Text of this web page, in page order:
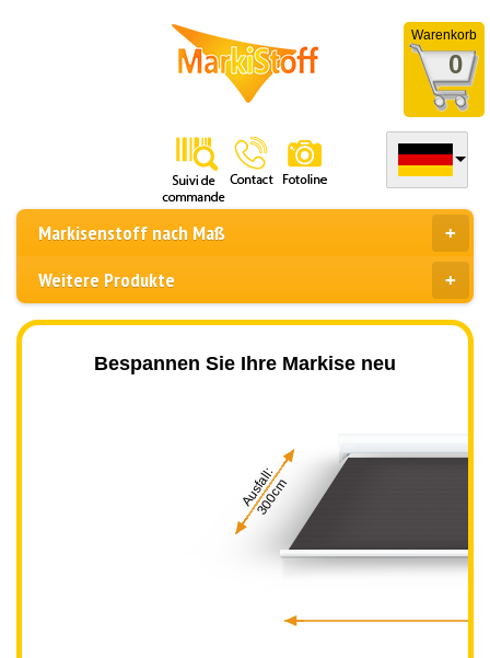
Warenkorb
0
Markisenstoff nach Maß
Weitere Produkte
Bespannen Sie Ihre Markise neu
Ausfall:
300cm